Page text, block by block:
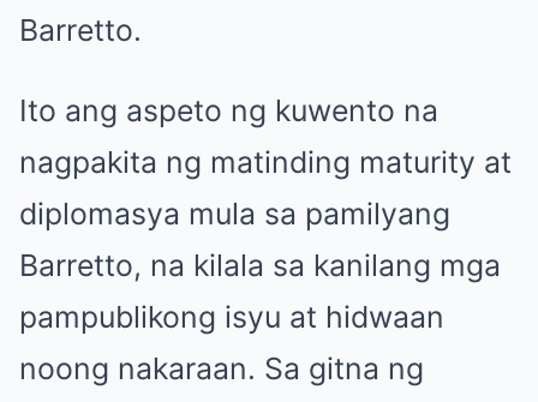
Barretto.
Ito ang aspeto ng kuwento na
nagpakita ng matinding maturity at
diplomasya mula sa pamilyang
Barretto, na kilala sa kanilang mga
pampublikong isyu at hidwaan
noong nakaraan. Sa gitna ng